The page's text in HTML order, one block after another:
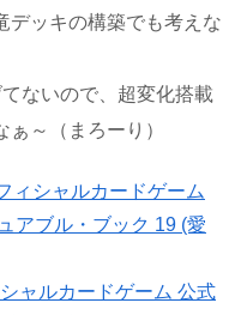
デッキの構築でも考えな
ないので、超変化搭載
～（まろーり）
ィシャルカードゲーム
アブル・ブック 19 (愛
ャルカードゲーム 公式